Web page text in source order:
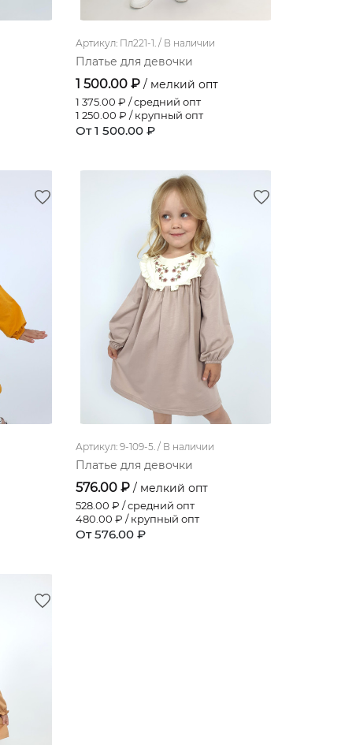
Артикул: Пл221-1. / В наличии
Платье для девочки
1 500.00 ₽ / мелкий опт
1 375.00 ₽ / средний опт
1 250.00 ₽ / крупный опт
От 1 500.00 ₽
Артикул: 9-109-5. / В наличии
Платье для девочки
576.00 ₽ / мелкий опт
528.00 ₽ / средний опт
480.00 ₽ / крупный опт
От 576.00 ₽